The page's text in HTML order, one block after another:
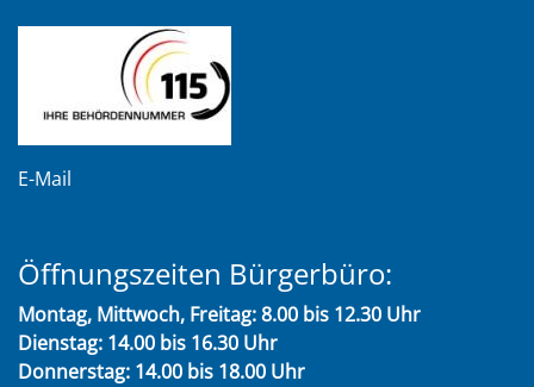
E-Mail
Öffnungszeiten Bürgerbüro:
Montag, Mittwoch, Freitag: 8.00 bis 12.30 Uhr
Dienstag: 14.00 bis 16.30 Uhr
Donnerstag: 14.00 bis 18.00 Uhr